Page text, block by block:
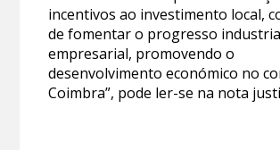
incentivos ao investimento local,
de fomentar o progresso
empresarial, promovendo o
desenvolvimento económico no
Coimbra”, pode ler-se na nota